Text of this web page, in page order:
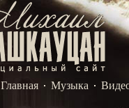
Главная Музыка